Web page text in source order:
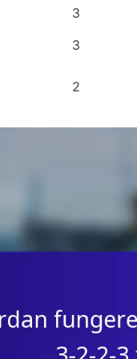
3
3
2